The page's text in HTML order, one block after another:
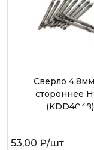
Сверло
стороннее
(KDD4048)
53,00 ₽/шт